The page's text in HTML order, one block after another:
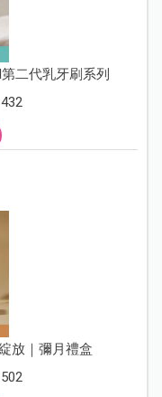
第二代乳牙刷系列
放｜彌月禮盒